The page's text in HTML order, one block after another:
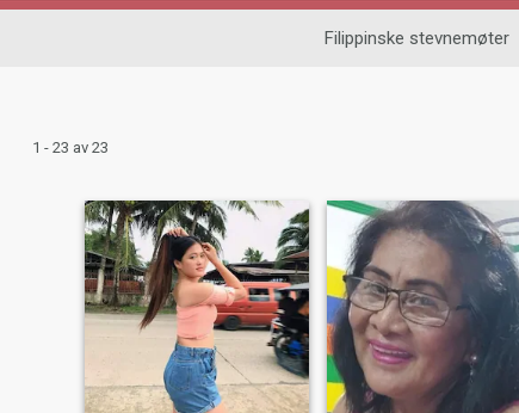
Filippinske stevnemøter
1 - 23 av 23